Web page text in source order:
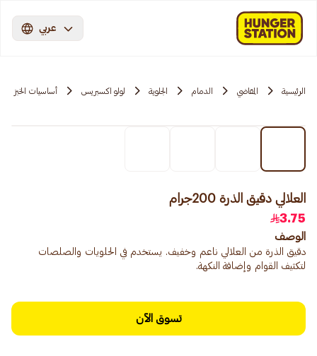
عربي
الرئيسية المقاضي الدمام الجلوية لولو اكسبريس أساسيات الخبز
العلالي دقيق الذرة 200جرام
3.75
الوصف
دقيق الذرة من العلالي ناعم وخفيف. يستخدم في الحلويات والصلصات
لتكثيف القوام وإضافة النكهة.
تسوق الآن